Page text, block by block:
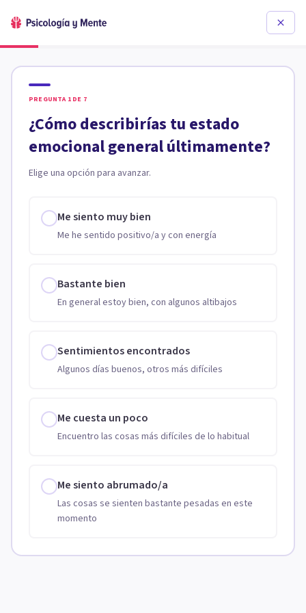
PREGUNTA 1 DE 7
¿Cómo describirías tu estado
emocional general últimamente?
Elige una opción para avanzar.
Me siento muy bien
Me he sentido positivo/a y con energía
Bastante bien
En general estoy bien, con algunos altibajos
Sentimientos encontrados
Algunos días buenos, otros más difíciles
Me cuesta un poco
Encuentro las cosas más difíciles de lo habitual
Me siento abrumado/a
Las cosas se sienten bastante pesadas en este
momento